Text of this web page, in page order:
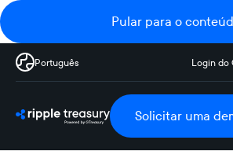
Pular para o
Português Login do
Solicitar uma